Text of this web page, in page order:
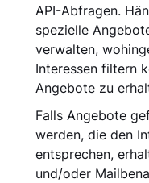
API-Abfragen.
spezielle
verwalten,
Interessen filtern
Angebote zu
Falls Angebote
werden, die den
entsprechen,
und/oder